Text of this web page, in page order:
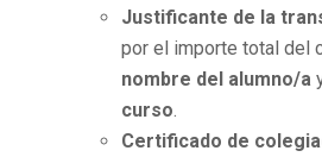
Justificante de la
por el importe total del
nombre del alumno/a
curso.
Certificado de